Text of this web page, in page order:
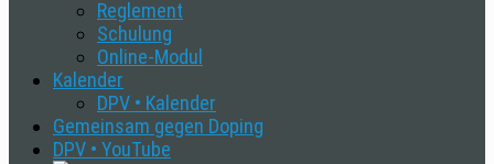
Reglement
Schulung
Online-Modul
Kalender
DPV • Kalender
Gemeinsam gegen Doping
DPV • YouTube